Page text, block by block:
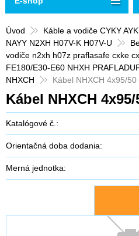
Úvod
Káble a vodiče CYKY
NAYY N2XH H07V-K H07V-U
vodiče n2xh h07z praflasafe cxke
FE180/E30-E60 NHXH
NHXCH
Kábel NHXCH 4x95/
Kábel NHXCH
Katalógové č.:
Orientačná doba dodania:
Merná jednotka: